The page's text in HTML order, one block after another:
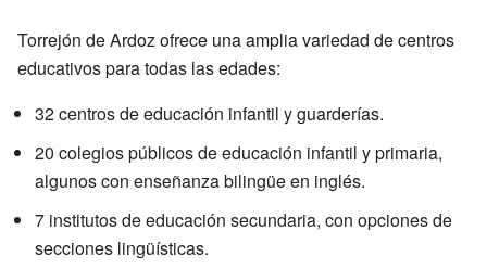
Torrejón de Ardoz ofrece una amplia variedad de centros
educativos para todas las edades:
32 centros de educación infantil y guarderías.
20 colegios públicos de educación infantil y primaria,
algunos con enseñanza bilingüe en inglés.
7 institutos de educación secundaria, con opciones de
secciones lingüísticas.